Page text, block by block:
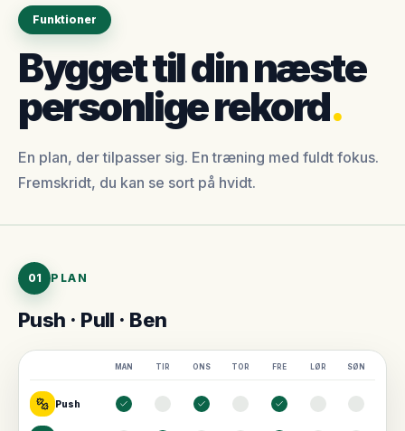
Funktioner
Bygget til din næste
personlige rekord.
En plan, der tilpasser sig. En træning med fuldt fokus.
Fremskridt, du kan se sort på hvidt.
01 PLAN
Push · Pull · Ben
MAN TIR ONS TOR FRE LØR SØN
Push